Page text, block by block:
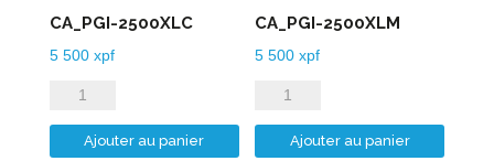
CA_PGI-2500XLC
5 500 xpf
quantité
de
CA_PGI-
Ajouter au panier
CA_PGI-2500XLM
5 500xpf
quantité
de
CA_PGI-
Ajouter au panier